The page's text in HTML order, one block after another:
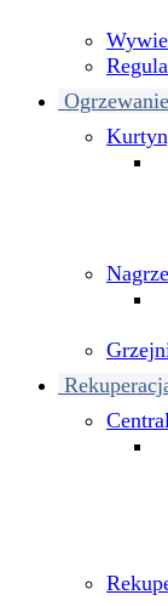
Ogrzewanie